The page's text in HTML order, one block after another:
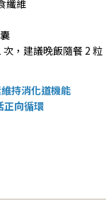
纖維
，建議晚飯隨餐 2 粒
持消化道機能
正向循環